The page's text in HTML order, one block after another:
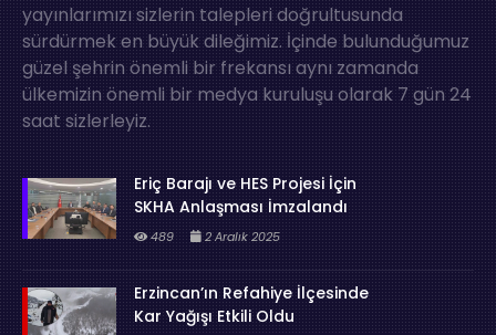
yayınlarımızı sizlerin talepleri doğrultusunda
sürdürmek en büyük dileğimiz. İçinde bulunduğumuz
güzel şehrin önemli bir frekansı aynı zamanda
ülkemizin önemli bir medya kuruluşu olarak 7 gün 24
saat sizlerleyiz.
Eriç Barajı ve HES Projesi İçin
SKHA Anlaşması İmzalandı
489 2 Aralık 2025
Erzincan’ın Refahiye İlçesinde
Kar Yağışı Etkili Oldu